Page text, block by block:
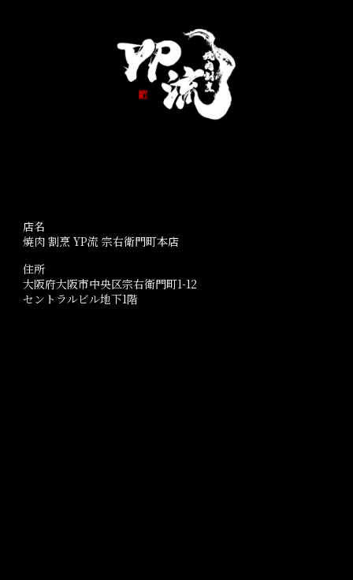
店名
焼肉 割烹 YP流 宗右衛門町本店
住所
大阪府大阪市中央区宗右衛門町1-12
セントラルビル地下1階